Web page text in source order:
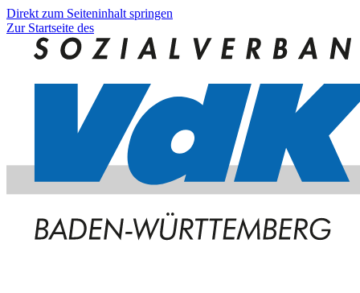
Direkt zum Seiteninhalt springen
Zur Startseite des